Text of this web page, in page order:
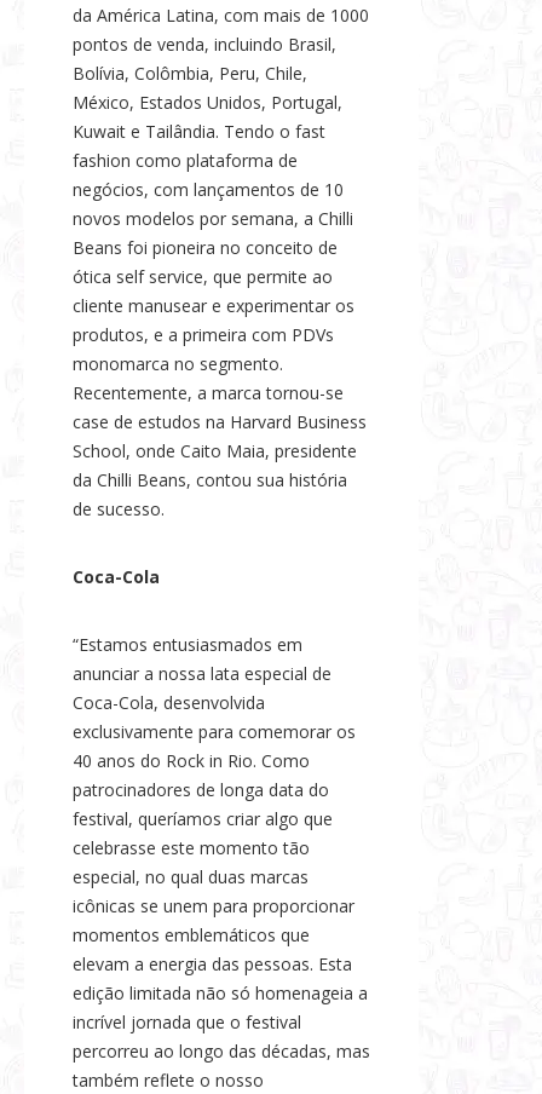
da América Latina, com mais de 1000
pontos de venda, incluindo Brasil,
Bolívia, Colômbia, Peru, Chile,
México, Estados Unidos, Portugal,
Kuwait e Tailândia. Tendo o fast
fashion como plataforma de
negócios, com lançamentos de 10
novos modelos por semana, a Chilli
Beans foi pioneira no conceito de
ótica self service, que permite ao
cliente manusear e experimentar os
produtos, e a primeira com PDVs
monomarca no segmento.
Recentemente, a marca tornou-se
case de estudos na Harvard Business
School, onde Caito Maia, presidente
da Chilli Beans, contou sua história
de sucesso.
Coca-Cola
“Estamos entusiasmados em
anunciar a nossa lata especial de
Coca-Cola, desenvolvida
exclusivamente para comemorar os
40 anos do Rock in Rio. Como
patrocinadores de longa data do
festival, queríamos criar algo que
celebrasse este momento tão
especial, no qual duas marcas
icônicas se unem para proporcionar
momentos emblemáticos que
elevam a energia das pessoas. Esta
edição limitada não só homenageia a
incrível jornada que o festival
percorreu ao longo das décadas, mas
também reflete o nosso